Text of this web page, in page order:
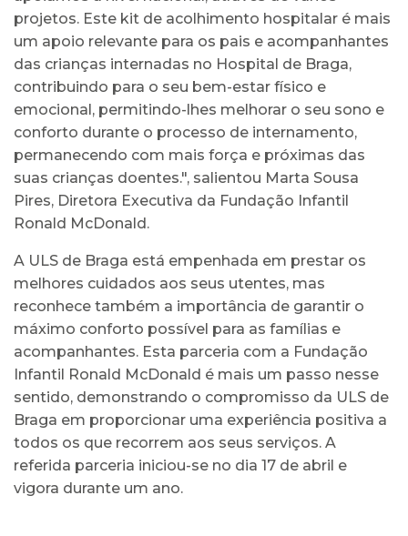
projetos. Este kit de acolhimento hospitalar é mais
um apoio relevante para os pais e acompanhantes
das crianças internadas no Hospital de Braga,
contribuindo para o seu bem-estar físico e
emocional, permitindo-lhes melhorar o seu sono e
conforto durante o processo de internamento,
permanecendo com mais força e próximas das
suas crianças doentes.", salientou Marta Sousa
Pires, Diretora Executiva da Fundação Infantil
Ronald McDonald.
A ULS de Braga está empenhada em prestar os
melhores cuidados aos seus utentes, mas
reconhece também a importância de garantir o
máximo conforto possível para as famílias e
acompanhantes. Esta parceria com a Fundação
Infantil Ronald McDonald é mais um passo nesse
sentido, demonstrando o compromisso da ULS de
Braga em proporcionar uma experiência positiva a
todos os que recorrem aos seus serviços. A
referida parceria iniciou-se no dia 17 de abril e
vigora durante um ano.